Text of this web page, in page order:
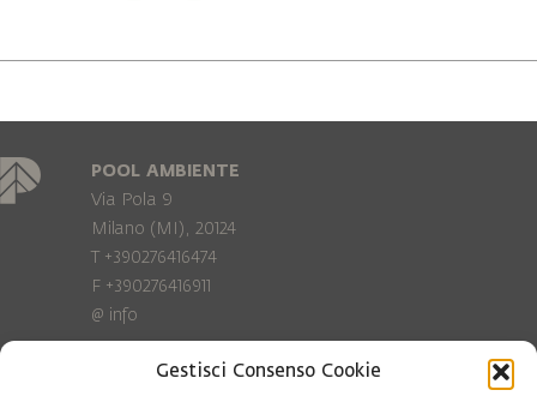
Gestisci Consenso Cookie
POOL AMBIENTE
Via Pola 9
Milano (MI), 20124
T +390276416474
F +390276416911
@ info
Privacy Policy